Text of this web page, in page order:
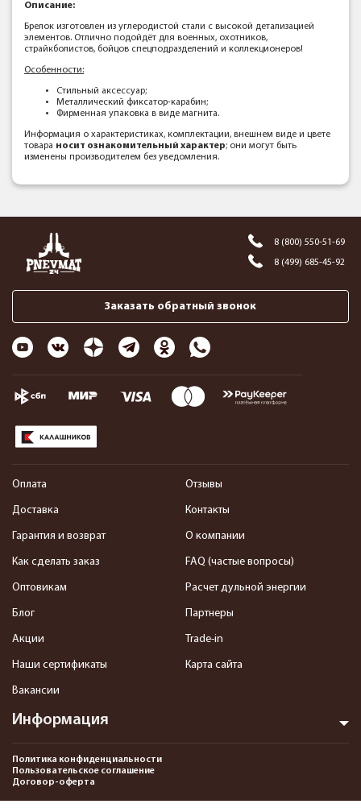
Описание:
Брелок изготовлен из углеродистой стали с высокой детализацией
элементов. Отлично подойдёт для военных, охотников,
страйкболистов, бойцов спецподразделений и коллекционеров!
Особенности:
Стильный аксессуар;
Металлический фиксатор-карабин;
Фирменная упаковка в виде магнита.
Информация о характеристиках, комплектации, внешнем виде и цвете
товара носит ознакомительный характер; они могут быть
изменены производителем без уведомления.
8 (800) 550-51-69
8 (499) 685-45-92
Заказать обратный звонок
Информация
Оплата
Доставка
Гарантия и возврат
Как сделать заказ
Оптовикам
Блог
Акции
Наши сертификаты
Вакансии
Отзывы
Контакты
О компании
FAQ (частые вопросы)
Расчет дульной энергии
Партнеры
Trade-in
Карта сайта
Политика конфиденциальности
Пользовательское соглашение
Договор-оферта